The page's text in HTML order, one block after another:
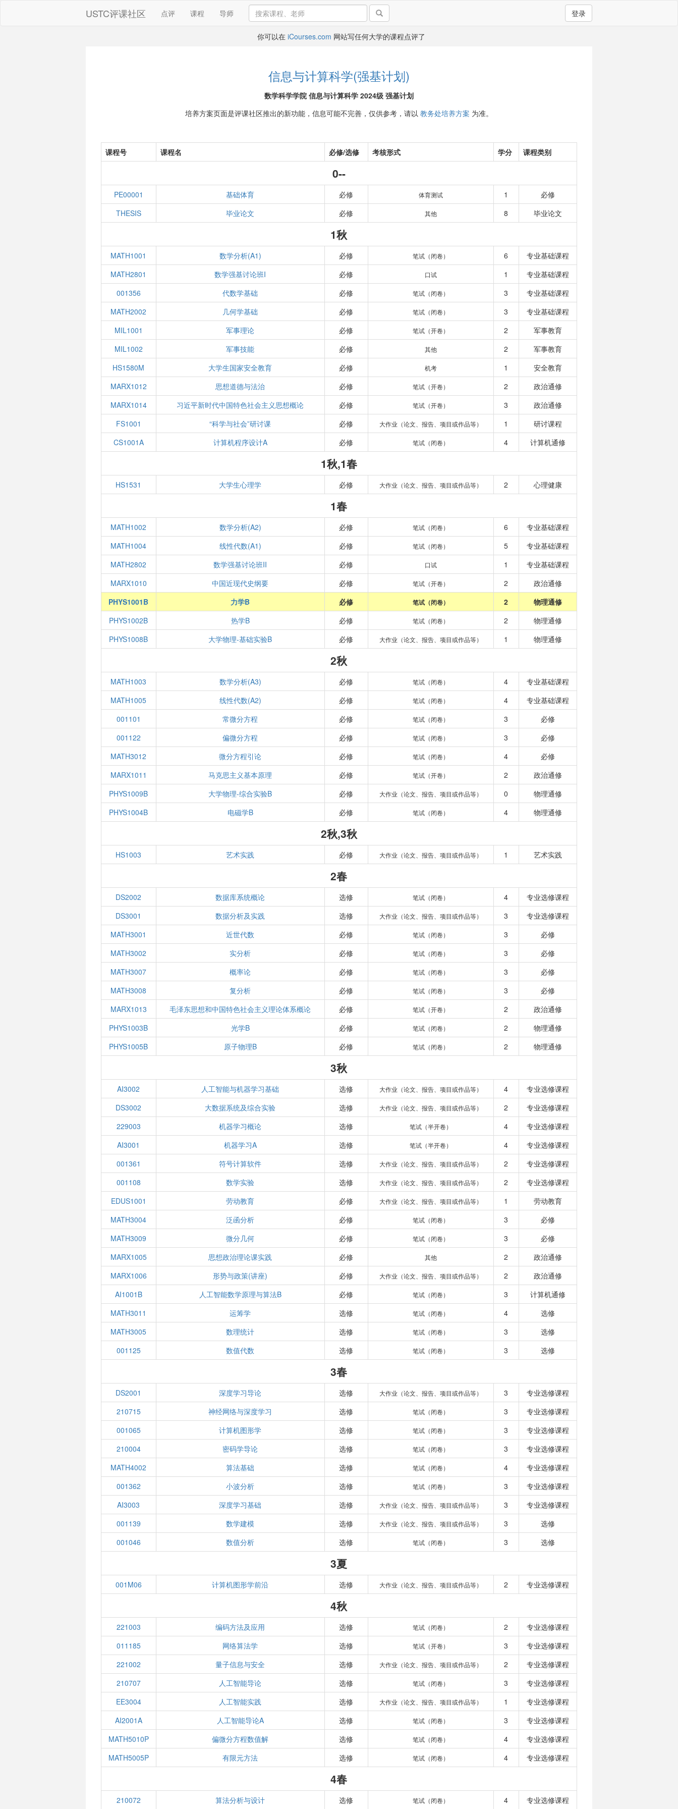
USTC评课社区 点评 课程 导师 登录
你可以在 iCourses.com 网站写任何大学的课程点评了
信息与计算科学(强基计划)
数学科学学院 信息与计算科学 2024级 强基计划
培养方案页面是评课社区推出的新功能，信息可能不完善，仅供参考，请以 教务处培养方案 为准。
课程号 课程名 必修/选修 考核形式 学分 课程类别
0--
PE00001 基础体育 必修 体育测试 1
必修
THESIS
毕业论文 必修 其他 8 毕业论文
1秋
MATH1001 数学分析(A1) 必修 笔试（闭卷） 6
专业基础课程
MATH2801
数学强基讨论班I 必修 口试 1
专业基础课程
001356
代数学基础 必修 笔试（闭卷） 3
专业基础课程
MATH2002
几何学基础 必修 笔试（闭卷） 3
专业基础课程
MIL1001
军事理论 必修 笔试（开卷） 2
军事教育
MIL1002
军事技能 必修 其他 2
军事教育
HS1580M
大学生国家安全教育 必修 机考 1
安全教育
MARX1012
思想道德与法治 必修 笔试（开卷） 2
政治通修
MARX1014
习近平新时代中国特色社会主义思想概论 必修 笔试（开卷） 3
政治通修
FS1001
“科学与社会”研讨课 必修 大作业（论文、报告、项目或作品等） 1
研讨课程
CS1001A
计算机程序设计A 必修 笔试（闭卷） 4 计算机通修
1秋,1春
HS1531 大学生心理学 必修 大作业（论文、报告、项目或作品等） 2 心理健康
1春
MATH1002 数学分析(A2) 必修 笔试（闭卷） 6
专业基础课程
MATH1004
线性代数(A1) 必修 笔试（闭卷） 5
专业基础课程
MATH2802
数学强基讨论班II 必修 口试 1
专业基础课程
MARX1010
中国近现代史纲要 必修 笔试（开卷） 2
政治通修
PHYS1001B
力学B 必修 笔试（闭卷） 2
物理通修
PHYS1002B
热学B 必修 笔试（闭卷） 2
物理通修
PHYS1008B
大学物理-基础实验B 必修 大作业（论文、报告、项目或作品等） 1 物理通修
2秋
MATH1003 数学分析(A3) 必修 笔试（闭卷） 4
专业基础课程
MATH1005
线性代数(A2) 必修 笔试（闭卷） 4
专业基础课程
001101
常微分方程 必修 笔试（闭卷） 3
必修
001122
偏微分方程 必修 笔试（闭卷） 3
必修
MATH3012
微分方程引论 必修 笔试（闭卷） 4
必修
MARX1011
马克思主义基本原理 必修 笔试（开卷） 2
政治通修
PHYS1009B
大学物理-综合实验B 必修 大作业（论文、报告、项目或作品等） 0
物理通修
PHYS1004B
电磁学B 必修 笔试（闭卷） 4 物理通修
2秋,3秋
HS1003 艺术实践 必修 大作业（论文、报告、项目或作品等） 1 艺术实践
2春
DS2002 数据库系统概论 选修 笔试（闭卷） 4
专业选修课程
DS3001
数据分析及实践 选修 大作业（论文、报告、项目或作品等） 3
专业选修课程
MATH3001
近世代数 必修 笔试（闭卷） 3
必修
MATH3002
实分析 必修 笔试（闭卷） 3
必修
MATH3007
概率论 必修 笔试（闭卷） 3
必修
MATH3008
复分析 必修 笔试（闭卷） 3
必修
MARX1013
毛泽东思想和中国特色社会主义理论体系概论 必修 笔试（开卷） 2
政治通修
PHYS1003B
光学B 必修 笔试（闭卷） 2
物理通修
PHYS1005B
原子物理B 必修 笔试（闭卷） 2 物理通修
3秋
AI3002 人工智能与机器学习基础 选修 大作业（论文、报告、项目或作品等） 4
专业选修课程
DS3002
大数据系统及综合实验 选修 大作业（论文、报告、项目或作品等） 2
专业选修课程
229003
机器学习概论 选修 笔试（半开卷） 4
专业选修课程
AI3001
机器学习A 选修 笔试（半开卷） 4
专业选修课程
001361
符号计算软件 选修 大作业（论文、报告、项目或作品等） 2
专业选修课程
001108
数学实验 选修 大作业（论文、报告、项目或作品等） 2
专业选修课程
EDUS1001
劳动教育 必修 大作业（论文、报告、项目或作品等） 1
劳动教育
MATH3004
泛函分析 必修 笔试（闭卷） 3
必修
MATH3009
微分几何 必修 笔试（闭卷） 3
必修
MARX1005
思想政治理论课实践 必修 其他 2
政治通修
MARX1006
形势与政策(讲座) 必修 大作业（论文、报告、项目或作品等） 2
政治通修
AI1001B
人工智能数学原理与算法B 必修 笔试（闭卷） 3
计算机通修
MATH3011
运筹学 选修 笔试（闭卷） 4
选修
MATH3005
数理统计 选修 笔试（闭卷） 3
选修
001125
数值代数 选修 笔试（闭卷） 3 选修
3春
DS2001 深度学习导论 选修 大作业（论文、报告、项目或作品等） 3
专业选修课程
210715
神经网络与深度学习 选修 笔试（闭卷） 3
专业选修课程
001065
计算机图形学 选修 笔试（闭卷） 3
专业选修课程
210004
密码学导论 选修 笔试（闭卷） 3
专业选修课程
MATH4002
算法基础 选修 笔试（闭卷） 4
专业选修课程
001362
小波分析 选修 笔试（闭卷） 3
专业选修课程
AI3003
深度学习基础 选修 大作业（论文、报告、项目或作品等） 3
专业选修课程
001139
数学建模 选修 大作业（论文、报告、项目或作品等） 3
选修
001046
数值分析 选修 笔试（闭卷） 3 选修
3夏
001M06 计算机图形学前沿 选修 大作业（论文、报告、项目或作品等） 2 专业选修课程
4秋
221003 编码方法及应用 选修 笔试（闭卷） 2
专业选修课程
011185
网络算法学 选修 笔试（开卷） 3
专业选修课程
221002
量子信息与安全 选修 大作业（论文、报告、项目或作品等） 2
专业选修课程
210707
人工智能导论 选修 笔试（闭卷） 3
专业选修课程
EE3004
人工智能实践 选修 大作业（论文、报告、项目或作品等） 1
专业选修课程
AI2001A
人工智能导论A 选修 笔试（闭卷） 3
专业选修课程
MATH5010P
偏微分方程数值解 选修 笔试（闭卷） 4
专业选修课程
MATH5005P
有限元方法 选修 笔试（闭卷） 4 专业选修课程
4春
210072 算法分析与设计 选修 笔试（闭卷） 4 专业选修课程